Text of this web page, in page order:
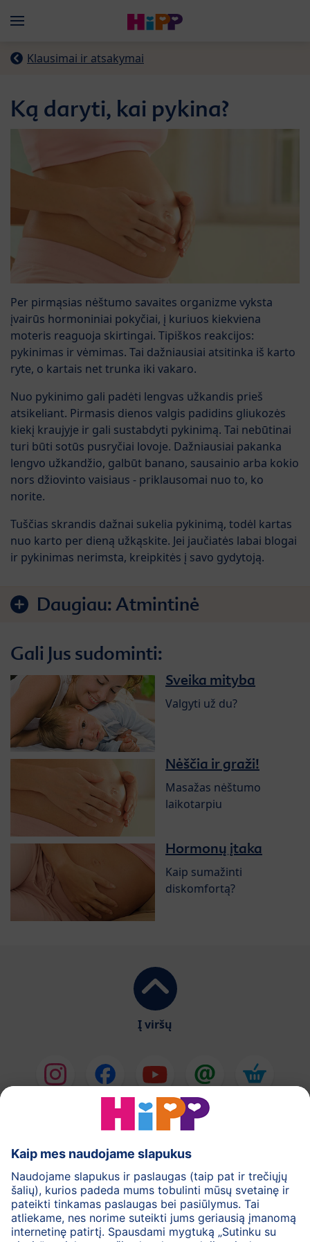
Menü
Klausimai ir atsakymai
Ką daryti, kai pykina?
Per pirmąsias nėštumo savaites organizme vyksta
įvairūs hormoniniai pokyčiai, į kuriuos kiekviena
moteris reaguoja skirtingai. Tipiškos reakcijos:
pykinimas ir vėmimas. Tai dažniausiai atsitinka iš karto
ryte, o kartais net trunka iki vakaro.
Nuo pykinimo gali padėti lengvas užkandis prieš
atsikeliant. Pirmasis dienos valgis padidins gliukozės
kiekį kraujyje ir gali sustabdyti pykinimą. Tai nebūtinai
turi būti sotūs pusryčiai lovoje. Dažniausiai pakanka
lengvo užkandžio, galbūt banano, sausainio arba kokio
nors džiovinto vaisiaus - priklausomai nuo to, ko
norite.
Tuščias skrandis dažnai sukelia pykinimą, todėl kartas
nuo karto per dieną užkąskite. Jei jaučiatės labai blogai
ir pykinimas nerimsta, kreipkitės į savo gydytoją.
Daugiau:Atmintinė
Gali Jus sudominti:
Sveika mityba
Valgyti už du?
Nėščia ir graži!
Masažas nėštumo
laikotarpiu
Hormonų įtaka
Kaip sumažinti
diskomfortą?
Į viršų
HiPP Pieno mišiniai
HiPP Kūdikių maistas
Odos priežiūra
Nėštumas
Privatumo politika
Bendrosios svetainės naudojimo taisyklės